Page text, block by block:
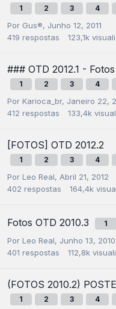
1 2 3 4
Por Gus®, Junho 12, 2011
419 respostas 123,1k
### OTD 2012.1 -
1 2 3 4
Por Karioca_br, Janeiro 22,
412 respostas 133,4k
[FOTOS] OTD 2012.2
1 2 3 4
Por Leo Real, Abril 21, 2012
402 respostas 164,4k
Fotos OTD 2010.3 1
Por Leo Real, Junho 13, 2010
401 respostas 112,8k
(FOTOS 2010.2)
1 2 3 4